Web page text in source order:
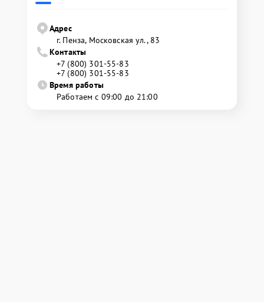
Адрес
г. Пенза, Московская ул., 83
Контакты
+7 (800) 301-55-83
+7 (800) 301-55-83
Время работы
Работаем с 09:00 до 21:00